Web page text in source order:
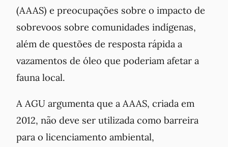
(AAAS) e preocupações sobre o impacto de
sobrevoos sobre comunidades indígenas,
além de questões de resposta rápida a
vazamentos de óleo que poderiam afetar a
fauna local.
A AGU argumenta que a AAAS, criada em
2012, não deve ser utilizada como barreira
para o licenciamento ambiental,